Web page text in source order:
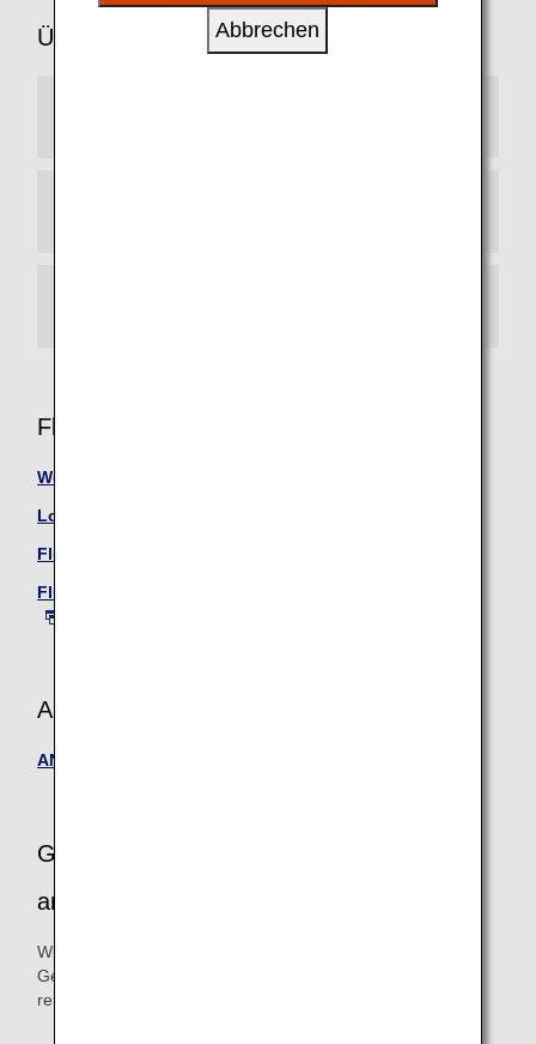
Übersichtsplan
Flughafeninformationen
Wetter am Flughafen Neu-Chitose
Lounge-Führer
Flugstatus (International) (nur auf Englisch)
Flugstatus (Innerjapanische Flüge) (nur auf Englisch)
ANA FESTA
ANA FESTA
Gestalten Sie Ihr Reiseerlebnis
angenehmer
Wir empfehlen Ihnen, Informationen zum Online Check-in,
Gepäck und anderen Services zu bestätigen, um einen
reibungslosen Ablauf am Flughafen sicherzustellen.
Abbrechen